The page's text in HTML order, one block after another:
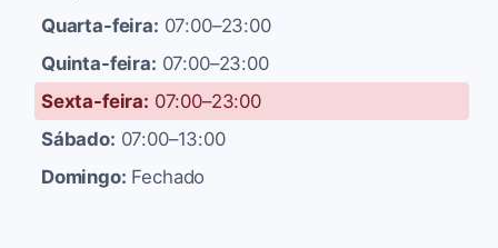
Quarta-feira: 07:00–23:00
Quinta-feira: 07:00–23:00
Sexta-feira: 07:00–23:00
Sábado: 07:00–13:00
Domingo: Fechado